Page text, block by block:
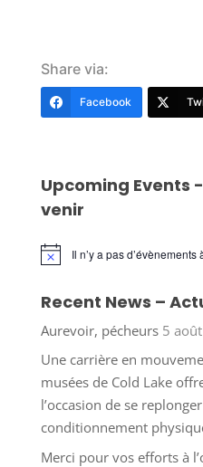
Share via:
Facebook
Upcoming Events
venir
Notice Il n’y a pas d’évènements
Recent News –
Aurevoir, pécheurs 5
Une carrière en
musées de Cold Lake
l’occasion de se
conditionnement
Merci pour vos efforts à